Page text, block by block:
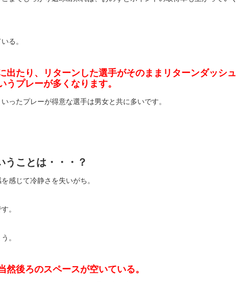
る。
出たり、リターンした選手がそのままリターンダッシュ
プレーが多くなります。
ったプレーが得意な選手は男女と共に多いです。
うことは・・・？
感じて冷静さを失いがち。
。
。
後ろのスペースが空いている。